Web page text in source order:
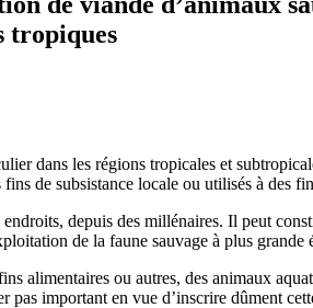
tropiques
dans les régions tropicales et
de subsistance locale ou utilisés à des
depuis des millénaires. Il peut
de la faune sauvage à plus
alimentaires ou autres, des animaux
pas important en vue d’inscrire dûment